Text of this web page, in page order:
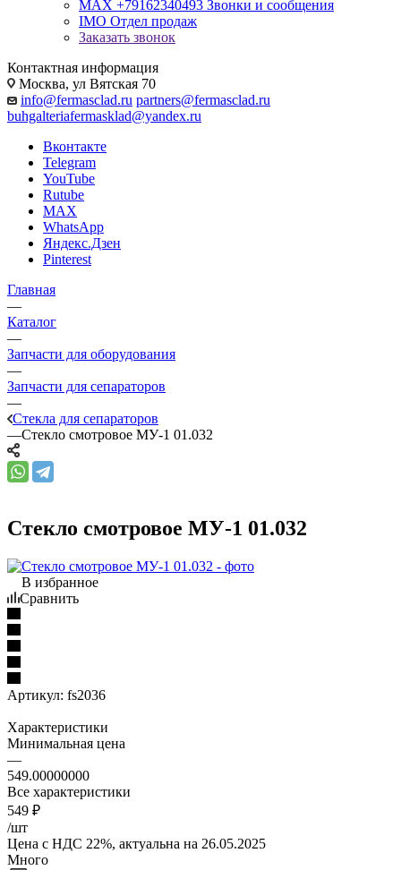
MAX +79162340493 Звонки и сообщения
IMO Отдел продаж
Заказать звонок
Контактная информация
Москва, ул Вятская 70
info@fermasclad.ru partners@fermasclad.ru
buhgalteriafermasklad@yandex.ru
Вконтакте
Telegram
YouTube
Rutube
MAX
WhatsApp
Яндекс.Дзен
Pinterest
Главная
—
Каталог
—
Запчасти для оборудования
—
Запчасти для сепараторов
—
Стекла для сепараторов
—Стекло смотровое МУ-1 01.032
Стекло смотровое МУ-1 01.032
В избранное
Сравнить
Артикул: fs2036
Характеристики
Минимальная цена
—
549.00000000
Все характеристики
549 ₽
/шт
Цена с НДС 22%, актуальна на 26.05.2025
Много